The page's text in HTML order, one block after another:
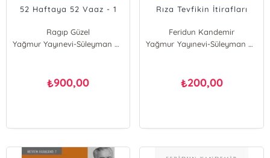
52 Haftaya 52 Vaaz - 1
Ragıp Güzel
Yağmur Yayınevi-Süleyman Özdemir
₺900,00
Rıza Tevfikin İtirafları
Feridun Kandemir
Yağmur Yayınevi-Süleyman Özdemir
₺200,00